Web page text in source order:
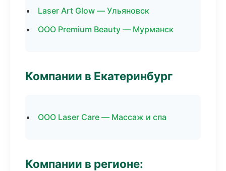
Laser Art Glow — Ульяновск
ООО Premium Beauty — Мурманск
Компании в Екатеринбург
ООО Laser Care — Массаж и спа
Компании в регионе: